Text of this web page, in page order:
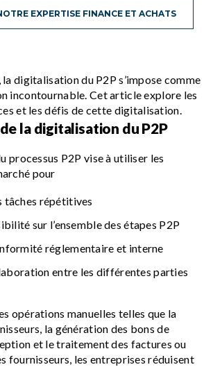
EXPERTISE FINANCE ET ACHATS
digitalisation du P2P s’impose comme
incontournable. Cet article explore les
et les défis de cette digitalisation.
la digitalisation du P2P
processus P2P vise à utiliser les
pour
tâches répétitives
sur l’ensemble des étapes P2P
réglementaire et interne
entre les différentes parties
opérations manuelles telles que la
la génération des bons de
et le traitement des factures ou
fournisseurs, les entreprises réduisent